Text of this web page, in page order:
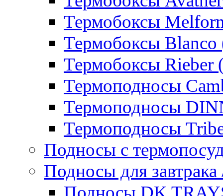
Термобоксы
Термобоксы Blanco
Термобоксы Rieber
Термоподносы
Термоподносы
Термоподносы
Подносы с
Подносы для завтрака